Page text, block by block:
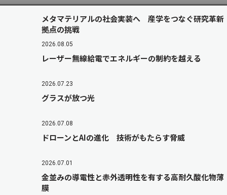
メタマテリアルの社会実装へ 産学をつなぐ研究革新
拠点の挑戦
2026.08.05
レーザー無線給電でエネルギーの制約を越える
2026.07.23
グラスが放つ光
2026.07.08
ドローンとAIの進化 技術がもたらす脅威
2026.07.01
金並みの導電性と赤外透明性を有する高耐久酸化物薄
膜